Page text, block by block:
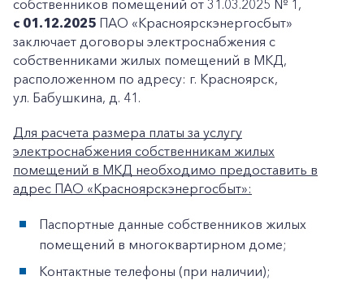
собственников помещений от 31.03.2025 № 1,
с 01.12.2025 ПАО «Красноярскэнергосбыт»
заключает договоры электроснабжения с
собственниками жилых помещений в МКД,
расположенном по адресу: г. Красноярск,
ул. Бабушкина, д. 41.
Для расчета размера платы за услугу
электроснабжения собственникам жилых
помещений в МКД необходимо предоставить в
адрес ПАО «Красноярскэнергосбыт»:
Паспортные данные собственников жилых
помещений в многоквартирном доме;
Контактные телефоны (при наличии);